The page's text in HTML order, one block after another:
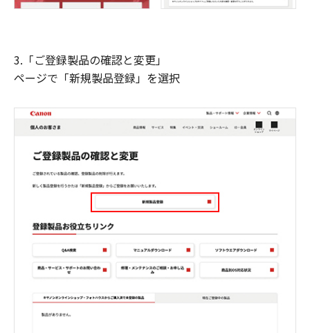
3.「ご登録製品の確認と変更」
ページで「新規製品登録」を選択